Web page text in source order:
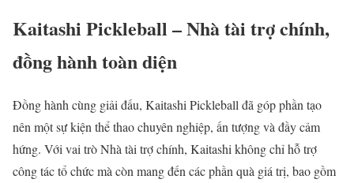
Kaitashi Pickleball – Nhà tài trợ chính,
đồng hành toàn diện
Đồng hành cùng giải đấu, Kaitashi Pickleball đã góp phần tạo
nên một sự kiện thể thao chuyên nghiệp, ấn tượng và đầy cảm
hứng. Với vai trò Nhà tài trợ chính, Kaitashi không chỉ hỗ trợ
công tác tổ chức mà còn mang đến các phần quà giá trị, bao gồm